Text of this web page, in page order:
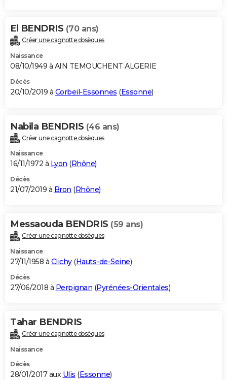
El BENDRIS (70 ans)
Créer une cagnotte obsèques
Naissance
08/10/1949 à AIN TEMOUCHENT ALGERIE
Décès
20/10/2019 à Corbeil-Essonnes (Essonne)
Nabila BENDRIS (46 ans)
Créer une cagnotte obsèques
Naissance
16/11/1972 à Lyon (Rhône)
Décès
21/07/2019 à Bron (Rhône)
Messaouda BENDRIS (59 ans)
Créer une cagnotte obsèques
Naissance
27/11/1958 à Clichy(Hauts-de-Seine)
Décès
27/06/2018 à Perpignan (Pyrénées-Orientales)
Tahar BENDRIS
Créer une cagnotte obsèques
Naissance
Décès
28/01/2017 aux Ulis (Essonne)